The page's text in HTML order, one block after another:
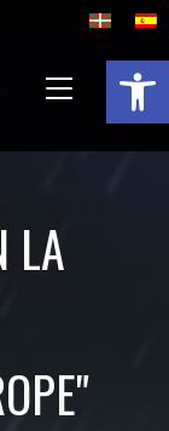
Abrir
LA